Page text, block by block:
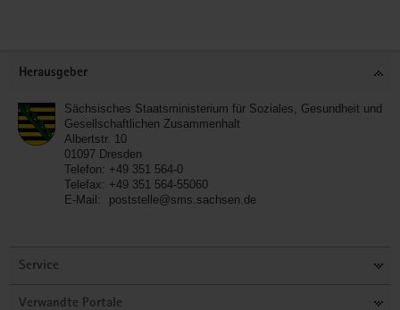
Herausgeber
Sächsisches Staatsministerium für Soziales, Gesundheit und
Gesellschaftlichen Zusammenhalt
Albertstr. 10
01097 Dresden
Telefon: +49 351 564-0
Telefax: +49 351 564-55060
E-Mail:
poststelle@sms.sachsen.de
Service
Verwandte Portale